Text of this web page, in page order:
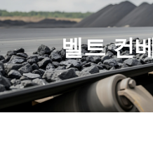
벨트 컨